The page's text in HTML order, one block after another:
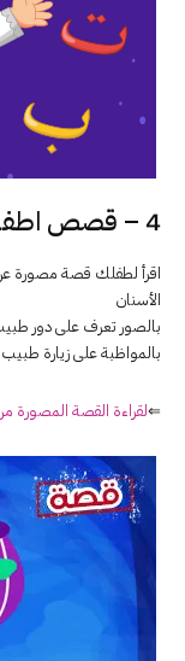
4 – قصص اطفال عن طبيب الاسنان
اقرأ لطفلك قصة مصورة
الأسنان
بالصور تعرف على دور
بالمواظبة على زيارة طبيب
⇐لقراءة القصة المصورة